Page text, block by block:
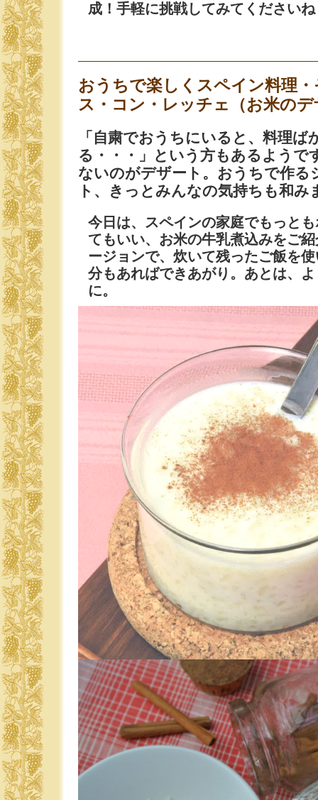
成！手軽に挑戦してみてくださいね
おうちで楽しくスペイン料理
ス・コン・レッチェ（お米の
「自粛でおうちにいると、料理ば
る・・・」という方もあるようで
ないのがデザート。おうちで作る
ト、きっとみんなの気持ちも和み
今日は、スペインの家庭でもっと
てもいい、お米の牛乳煮込みをご
ージョンで、炊いて残ったご飯を
分もあればできあがり。あとは、
に。